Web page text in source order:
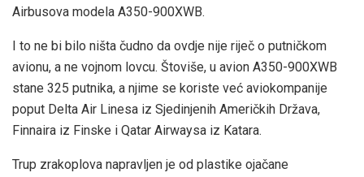
Airbusova modela A350-900XWB.
I to ne bi bilo ništa čudno da ovdje nije riječ o putničkom
avionu, a ne vojnom lovcu. Štoviše, u avion A350-900XWB
stane 325 putnika, a njime se koriste već aviokompanije
poput Delta Air Linesa iz Sjedinjenih Američkih Država,
Finnaira iz Finske i Qatar Airwaysa iz Katara.
Trup zrakoplova napravljen je od plastike ojačane